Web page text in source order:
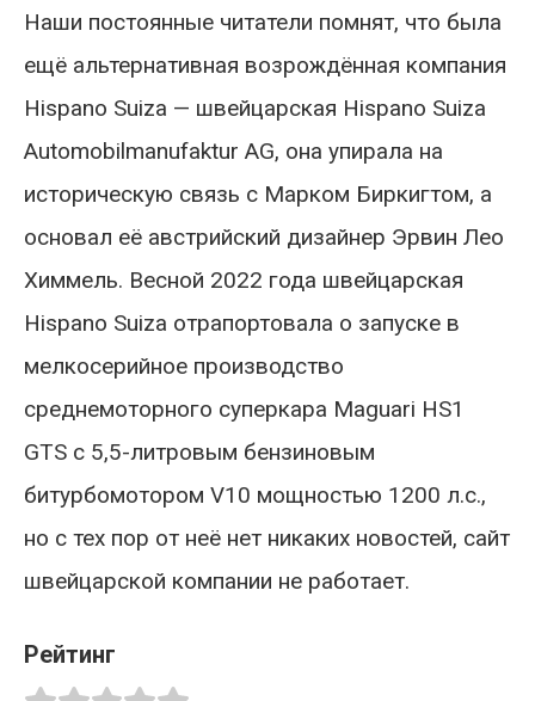
Наши постоянные читатели помнят, что была
ещё альтернативная возрождённая компания
Hispano Suiza — швейцарская Hispano Suiza
Automobilmanufaktur AG, она упирала на
историческую связь с Марком Биркигтом, а
основал её австрийский дизайнер Эрвин Лео
Химмель. Весной 2022 года швейцарская
Hispano Suiza отрапортовала о запуске в
мелкосерийное производство
среднемоторного суперкара Maguari HS1
GTS с 5,5-литровым бензиновым
битурбомотором V10 мощностью 1200 л.с.,
но с тех пор от неё нет никаких новостей, сайт
швейцарской компании не работает.
Рейтинг